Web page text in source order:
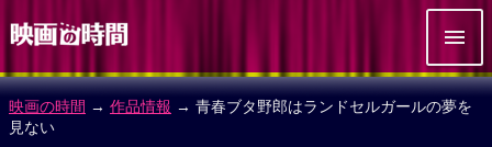
映画の時間 → 作品情報 → 青春ブタ野郎はランドセルガールの夢を
見ない